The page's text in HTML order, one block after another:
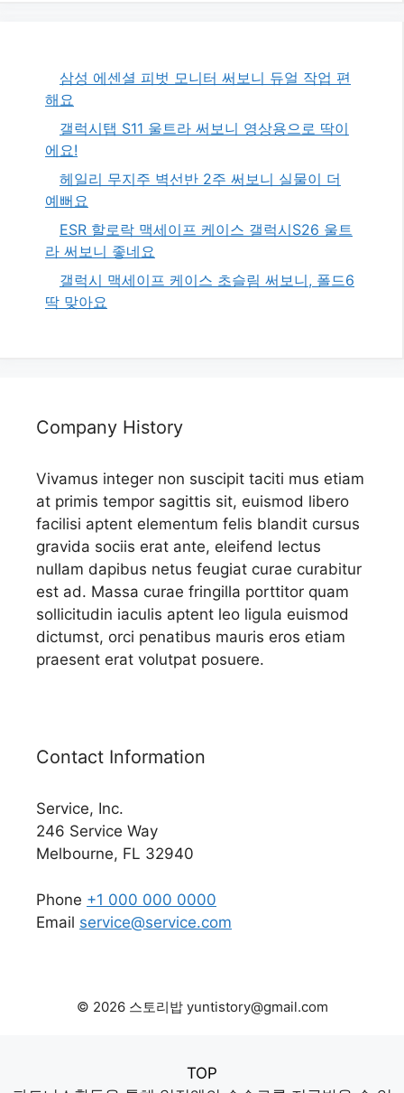
삼성 에센셜 피벗 모니터 써보니 듀얼 작업 편
해요
갤럭시탭 S11 울트라 써보니 영상용으로 딱이
에요!
헤일리 무지주 벽선반 2주 써보니 실물이 더
예뻐요
ESR 할로락 맥세이프 케이스 갤럭시S26 울트
라 써보니 좋네요
갤럭시 맥세이프 케이스 초슬림 써보니, 폴드6
딱 맞아요
Company History
Vivamus integer non suscipit taciti mus etiam
at primis tempor sagittis sit, euismod libero
facilisi aptent elementum felis blandit cursus
gravida sociis erat ante, eleifend lectus
nullam dapibus netus feugiat curae curabitur
est ad. Massa curae fringilla porttitor quam
sollicitudin iaculis aptent leo ligula euismod
dictumst, orci penatibus mauris eros etiam
praesent erat volutpat posuere.
Contact Information
Service, Inc.
246 Service Way
Melbourne, FL 32940
Phone +1 000 000 0000
Email service@service.com
© 2026 스토리밥 yuntistory@gmail.com
TOP